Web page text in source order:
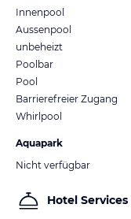
Innenpool
Aussenpool
unbeheizt
Poolbar
Pool
Barrierefreier Zugang
Whirlpool
Aquapark
Nicht verfügbar
Hotel Services